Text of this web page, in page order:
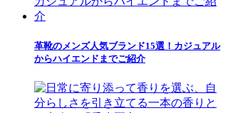
革靴のメンズ人気ブランド15選！カジュアル
からハイエンドまでご紹介